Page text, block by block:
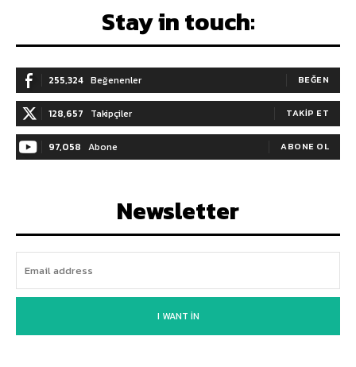
Stay in touch:
255,324 Beğenenler BEĞEN
128,657 Takipçiler TAKIP ET
97,058 Abone ABONE OL
Newsletter
I WANT IN